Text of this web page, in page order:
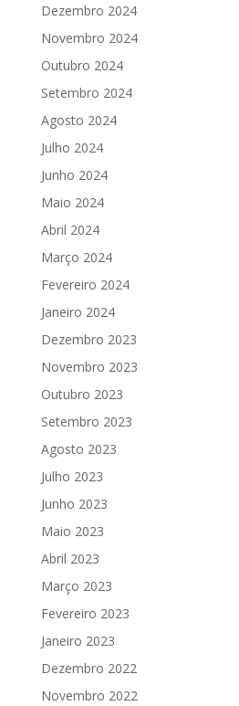
Dezembro 2024
Novembro 2024
Outubro 2024
Setembro 2024
Agosto 2024
Julho 2024
Junho 2024
Maio 2024
Abril 2024
Março 2024
Fevereiro 2024
Janeiro 2024
Dezembro 2023
Novembro 2023
Outubro 2023
Setembro 2023
Agosto 2023
Julho 2023
Junho 2023
Maio 2023
Abril 2023
Março 2023
Fevereiro 2023
Janeiro 2023
Dezembro 2022
Novembro 2022